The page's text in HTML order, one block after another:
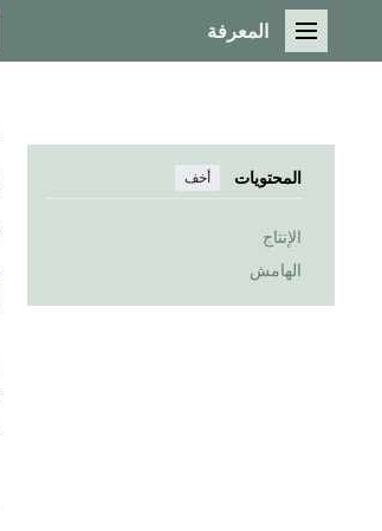
القائمة الرئيسية
المعرفة
المحتويات أخف
الإنتاج
الهامش